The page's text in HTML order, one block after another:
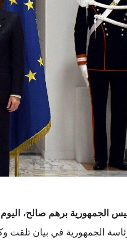
الجمهورية برهم صالح،
الجمهورية في بيان تلقت